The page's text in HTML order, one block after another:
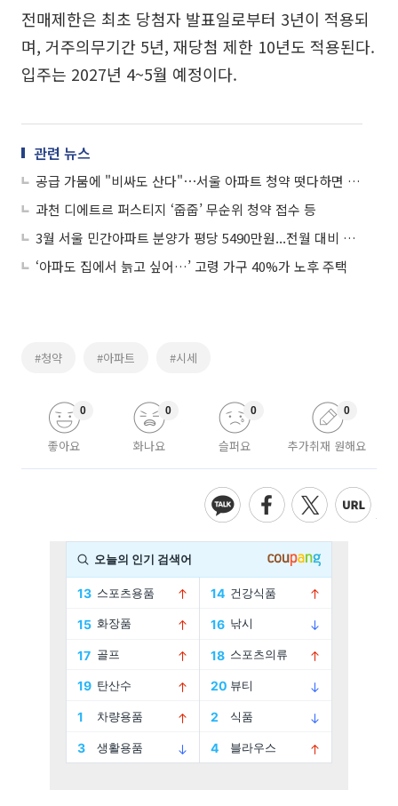
전매제한은 최초 당첨자 발표일로부터 3년이 적용되
며, 거주의무기간 5년, 재당첨 제한 10년도 적용된다.
입주는 2027년 4~5월 예정이다.
관련 뉴스
공급 가뭄에 "비싸도 산다"⋯서울 아파트 청약 떳다하면 1순위 마감
과천 디에트르 퍼스티지 ‘줍줍’ 무순위 청약 접수 등
3월 서울 민간아파트 분양가 평당 5490만원...전월 대비 4%↑
‘아파도 집에서 늙고 싶어…’ 고령 가구 40%가 노후 주택
#청약 #아파트 #시세
좋아요
0
화나요
0
슬퍼요
0
추가취재 원해요
0